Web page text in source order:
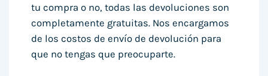
tu compra o no, todas las devoluciones son
completamente gratuitas. Nos encargamos
de los costos de envío de devolución para
que no tengas que preocuparte.